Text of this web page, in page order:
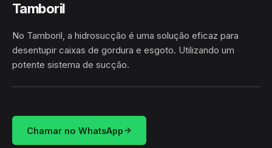
Tamboril
No Tamboril, a hidrosucção é uma solução eficaz para
desentupir caixas de gordura e esgoto. Utilizando um
potente sistema de sucção.
HIDROSUCÇÃO
Chamar no WhatsApp